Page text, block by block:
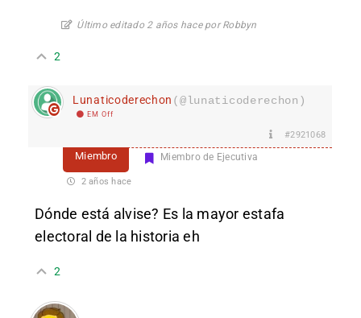
Último editado 2 años hace por Robbyn
2
Lunaticoderechon (@lunaticoderechon)
EM Off
#2921068
Miembro Miembro de Ejecutiva
2 años hace
Dónde está alvise? Es la mayor estafa
electoral de la historia eh
2